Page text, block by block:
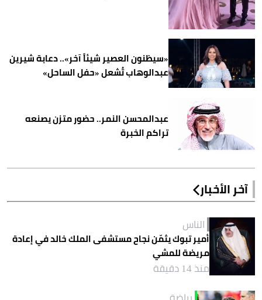
«سيظنون العصير شيئاً آخر».. دعابة شيرين
عبدالوهاب تُشعل «حفل الساحل»
عبدالمحسن النمر.. حضور متزن يصنعه
تراكم الخبرة
آخر الأخبار
الناس
أمير تبوك يثمّن نجاح مستشفى الملك خالد في إعادة
مريضة للمشي
منذ 14 دقيقة